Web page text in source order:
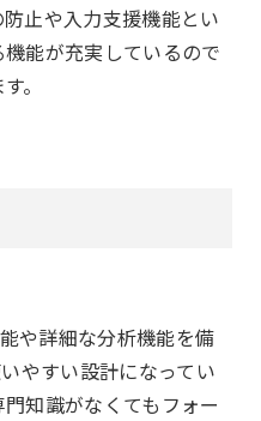
止や入力支援機能とい
能が充実しているので
。
や詳細な分析機能を備
やすい設計になってい
知識がなくてもフォー